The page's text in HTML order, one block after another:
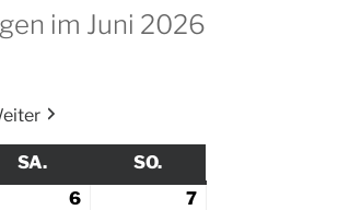
im Juni 2026
SA.
SO.
6
7